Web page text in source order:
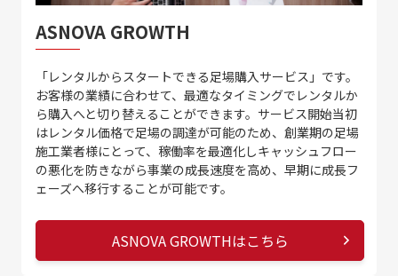
ASNOVA GROWTH
「レンタルからスタートできる足場購入サービス」です。
お客様の業績に合わせて、最適なタイミングでレンタルか
ら購入へと切り替えることができます。サービス開始当初
はレンタル価格で足場の調達が可能のため、創業期の足場
施工業者様にとって、稼働率を最適化しキャッシュフロー
の悪化を防きながら事業の成長速度を高め、早期に成長フ
ェーズへ移行することが可能です。
ASNOVA GROWTHはこちら